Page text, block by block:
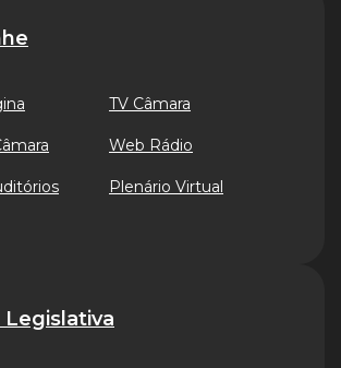
TV Câmara
Web Rádio
Plenário Virtual